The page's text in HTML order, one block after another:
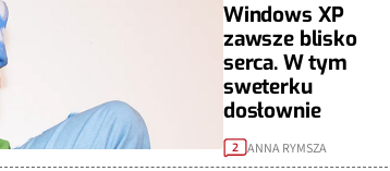
Windows XP
zawsze blisko
serca. W tym
sweterku
dosłownie
2 ANNA RYMSZA